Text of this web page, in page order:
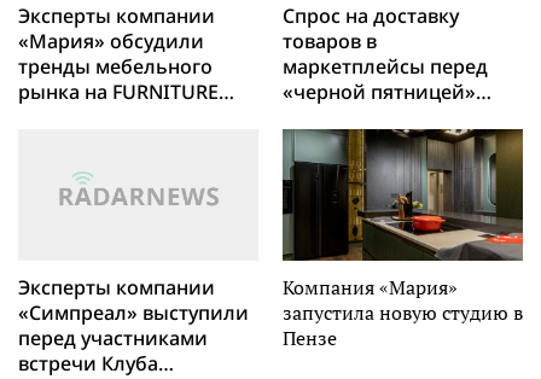
Эксперты компании
«Мария» обсудили
тренды мебельного
рынка на FURNITURE
Спрос на доставку
товаров в
маркетплейсы перед
«черной пятницей»
увеличивается в
среднем на 22%
Эксперты компании
«Симпреал» выступили
перед участниками
встречи Клуба
Компания «Мария»
запустила новую студию в
Пензе